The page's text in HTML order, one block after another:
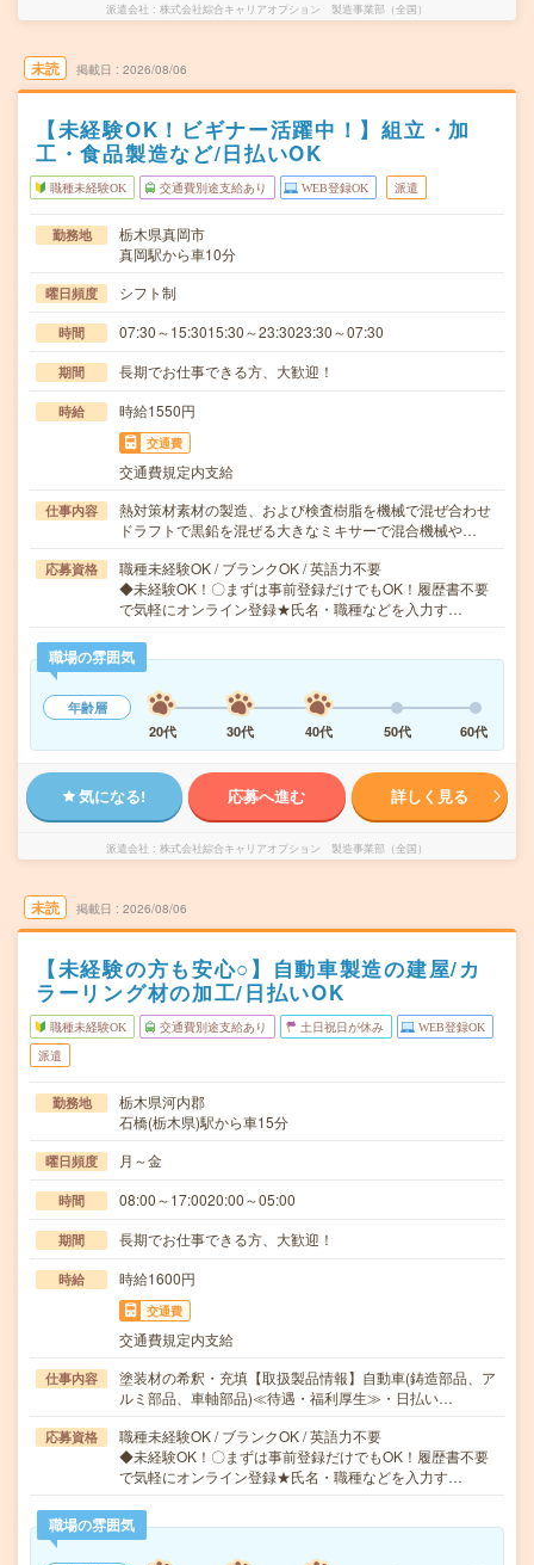
派遣会社 株式会社綜合キャリアオプション 製造事業部（全国）
未読 掲載日 2026/08/06
【未経験OK！ビギナー活躍中！】組立・加
工・食品製造など/日払いOK
職種未経験OK 交通費別途支給あり WEB登録OK 派遣
勤務地
栃木県真岡市
真岡駅から車10分
曜日頻度 シフト制
時間 07:30～15:3015:30～23:3023:30～07:30
期間 長期でお仕事できる方、大歓迎！
時給 時給1550円
交通費
交通費規定内支給
仕事内容
熱対策材素材の製造、および検査樹脂を機械で混ぜ合わせ
ドラフトで黒鉛を混ぜる大きなミキサーで混合機械や…
応募資格
職種未経験OK / ブランクOK / 英語力不要
◆未経験OK！〇まずは事前登録だけでもOK！履歴書不要
で気軽にオンライン登録★氏名・職種などを入力す…
職場の雰囲気
年齢層
20代
30代 40代 50代 60代
気になる! 応募へ進む 詳しく見る
派遣会社 株式会社綜合キャリアオプション 製造事業部（全国）
未読 掲載日 2026/08/06
【未経験の方も安心○】自動車製造の建屋/カ
ラーリング材の加工/日払いOK
職種未経験OK 交通費別途支給あり 土日祝日が休み WEB登録OK
派遣
勤務地
栃木県河内郡
石橋(栃木県)駅から車15分
曜日頻度 月～金
時間 08:00～17:0020:00～05:00
期間 長期でお仕事できる方、大歓迎！
時給 時給1600円
交通費
交通費規定内支給
仕事内容
塗装材の希釈・充填【取扱製品情報】自動車(鋳造部品、ア
ルミ部品、車軸部品)≪待遇・福利厚生≫・日払い…
応募資格
職種未経験OK / ブランクOK / 英語力不要
◆未経験OK！〇まずは事前登録だけでもOK！履歴書不要
で気軽にオンライン登録★氏名・職種などを入力す…
職場の雰囲気